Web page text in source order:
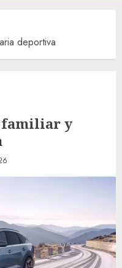
deportiva
familiar y